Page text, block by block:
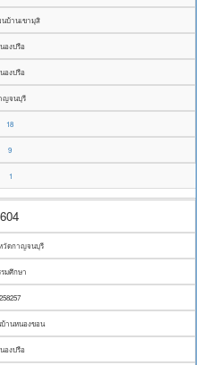
นบ้านเขามุสิ
องปรือ
องปรือ
ญจนบุรี
18
9
1
604
วัดกาญจนบุรี
มศึกษา
258257
บ้านหนองขอน
องปรือ